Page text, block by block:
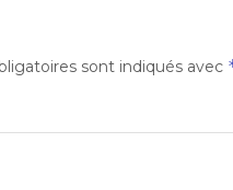
sont indiqués avec